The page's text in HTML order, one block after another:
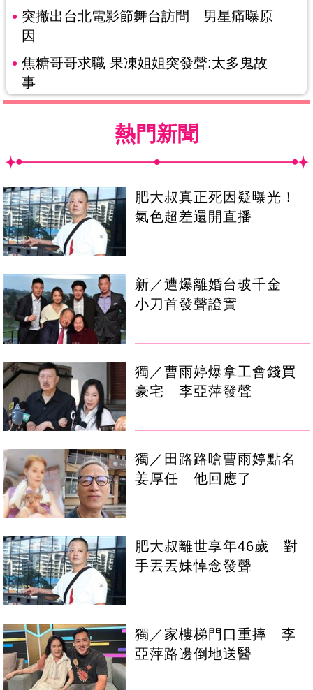
突撤出台北電影節舞台訪問 男星痛曝原
因
焦糖哥哥求職 果凍姐姐突發聲:太多鬼故
事
熱門新聞
肥大叔真正死因疑曝光！
氣色超差還開直播
新／遭爆離婚台玻千金
小刀首發聲證實
獨／曹雨婷爆拿工會錢買
豪宅 李亞萍發聲
獨／田路路嗆曹雨婷點名
姜厚任 他回應了
肥大叔離世享年46歲 對
手丟丟妹悼念發聲
獨／家樓梯門口重摔 李
亞萍路邊倒地送醫